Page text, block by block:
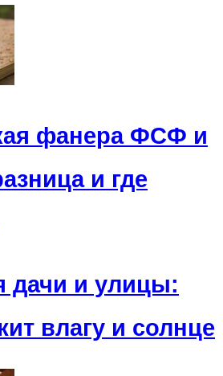
фанера ФСФ и
и где
дачи и улицы:
влагу и солнце